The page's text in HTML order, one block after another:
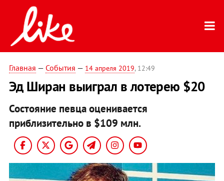
Главная — События — 14 апреля 2019, 12:49
Эд Ширан выиграл в лотерею $20
Состояние певца оценивается
приблизительно в $109 млн.